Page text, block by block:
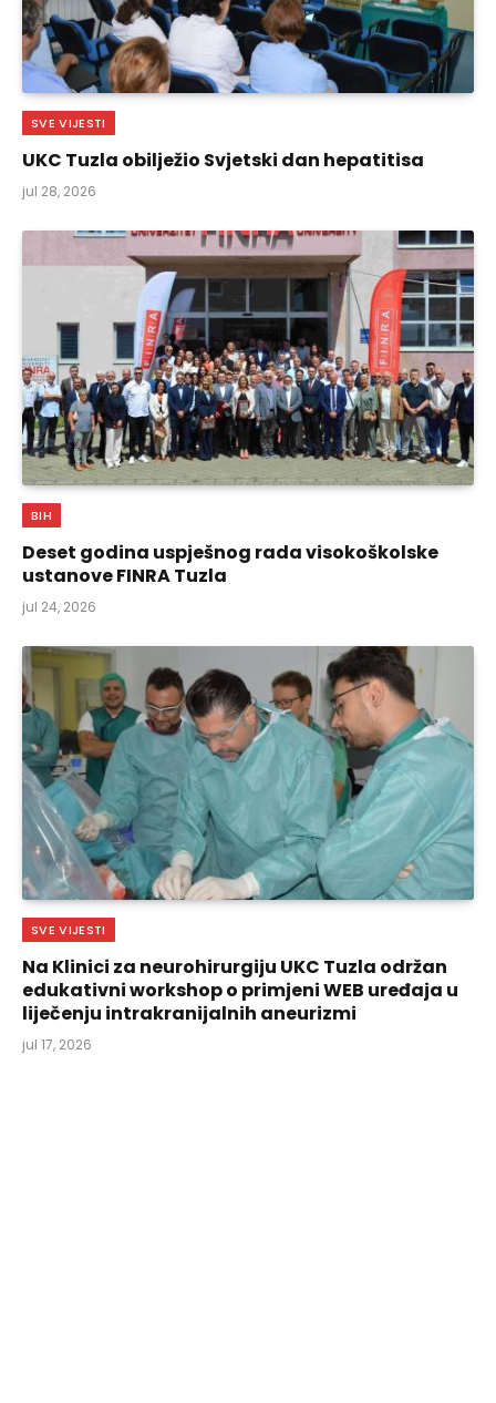
SVE VIJESTI
UKC Tuzla obilježio Svjetski dan hepatitisa
jul 28, 2026
BIH
Deset godina uspješnog rada visokoškolske
ustanove FINRA Tuzla
jul 24, 2026
SVE VIJESTI
Na Klinici za neurohirurgiju UKC Tuzla održan
edukativni workshop o primjeni WEB uređaja u
liječenju intrakranijalnih aneurizmi
jul 17, 2026